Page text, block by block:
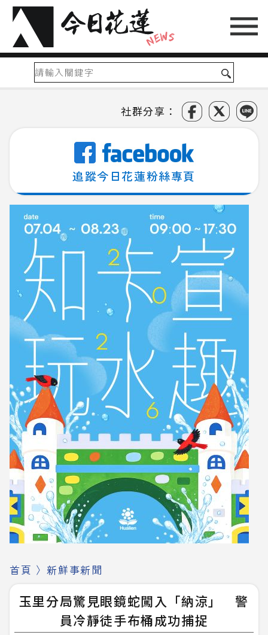
社群分享：
追蹤今日花蓮粉絲專頁
首頁 〉 新鮮事新聞
玉里分局驚見眼鏡蛇闖入「納涼」 警
員冷靜徒手布桶成功捕捉